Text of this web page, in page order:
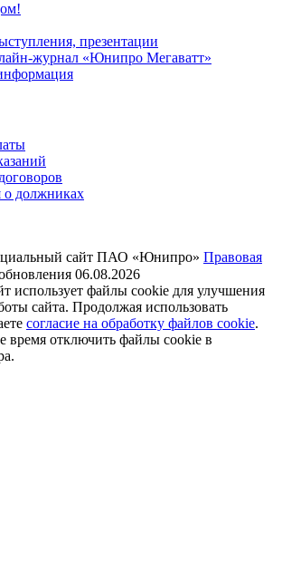
презентации
журнал «Юнипро Мегаватт»
должниках
сайт ПАО «Юнипро» Правовая
06.08.2026
использует файлы cookie для улучшения
сайта. Продолжая использовать
согласие на обработку файлов cookie.
время отключить файлы cookie в